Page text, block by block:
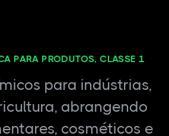
PARA PRODUTOS, CLASSE 1
para indústrias,
abrangendo
cosméticos e